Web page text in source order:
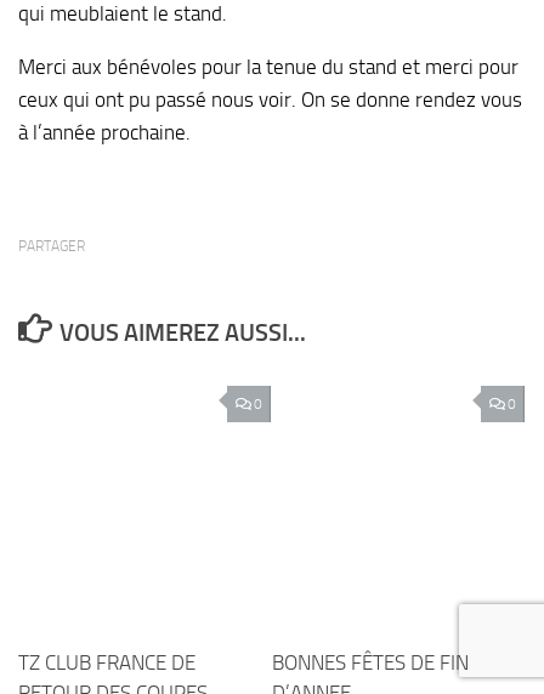
qui meublaient le stand.
Merci aux bénévoles pour la tenue du stand et merci pour
ceux qui ont pu passé nous voir. On se donne rendez vous
à l’année prochaine.
PARTAGER
VOUS AIMEREZ AUSSI...
0
TZ CLUB FRANCE DE
0
BONNES FÊTES DE FIN